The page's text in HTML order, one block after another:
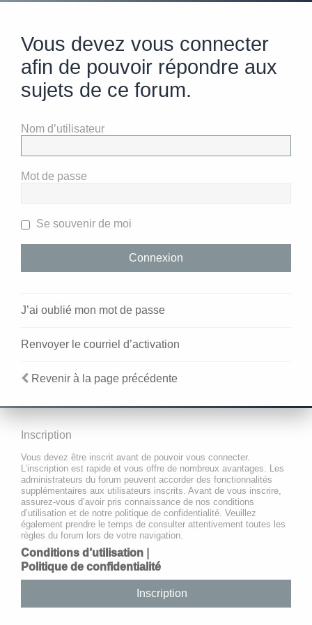
Vous devez vous connecter
afin de pouvoir répondre aux
sujets de ce forum.
Nom d’utilisateur
Mot de passe
Se souvenir de moi
J’ai oublié mon mot de passe
Renvoyer le courriel d’activation
Revenir à la page précédente
Inscription
Vous devez être inscrit avant de pouvoir vous connecter.
L’inscription est rapide et vous offre de nombreux avantages. Les
administrateurs du forum peuvent accorder des fonctionnalités
supplémentaires aux utilisateurs inscrits. Avant de vous inscrire,
assurez-vous d’avoir pris connaissance de nos conditions
d’utilisation et de notre politique de confidentialité. Veuillez
également prendre le temps de consulter attentivement toutes les
règles du forum lors de votre navigation.
Conditions d’utilisation
Politique de confidentialité
Inscription